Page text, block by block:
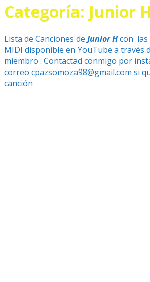
Categoría: Junior
Lista de Canciones de Junior Hcon las
MIDI disponible en YouTube a través
miembro . Contactad conmigo por
correo cpazsomoza98@gmail.com si
canción